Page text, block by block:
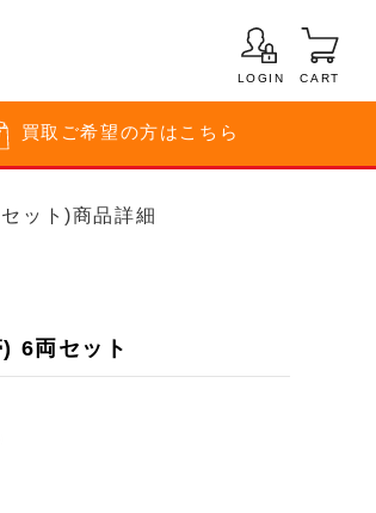
LOGIN CART
買取 ご希望の方はこちら
ット)商品詳細
6両セット